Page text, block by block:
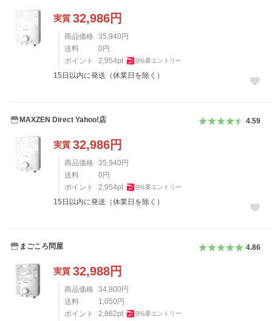
実質 32,986円
商品価格 35,940 円
送料
0 円
ポイント
2,954pt 9%要エントリー
15日以内に発送（休業日を除く）
MAXZEN Direct Yahoo!店 4.59
実質 32,986円
商品価格 35,940 円
送料
0 円
ポイント
2,954pt 9%要エントリー
15日以内に発送（休業日を除く）
まごころ問屋 4.86
実質 32,988円
商品価格 34,800 円
送料
1,050 円
ポイント
2,862pt 9%要エントリー